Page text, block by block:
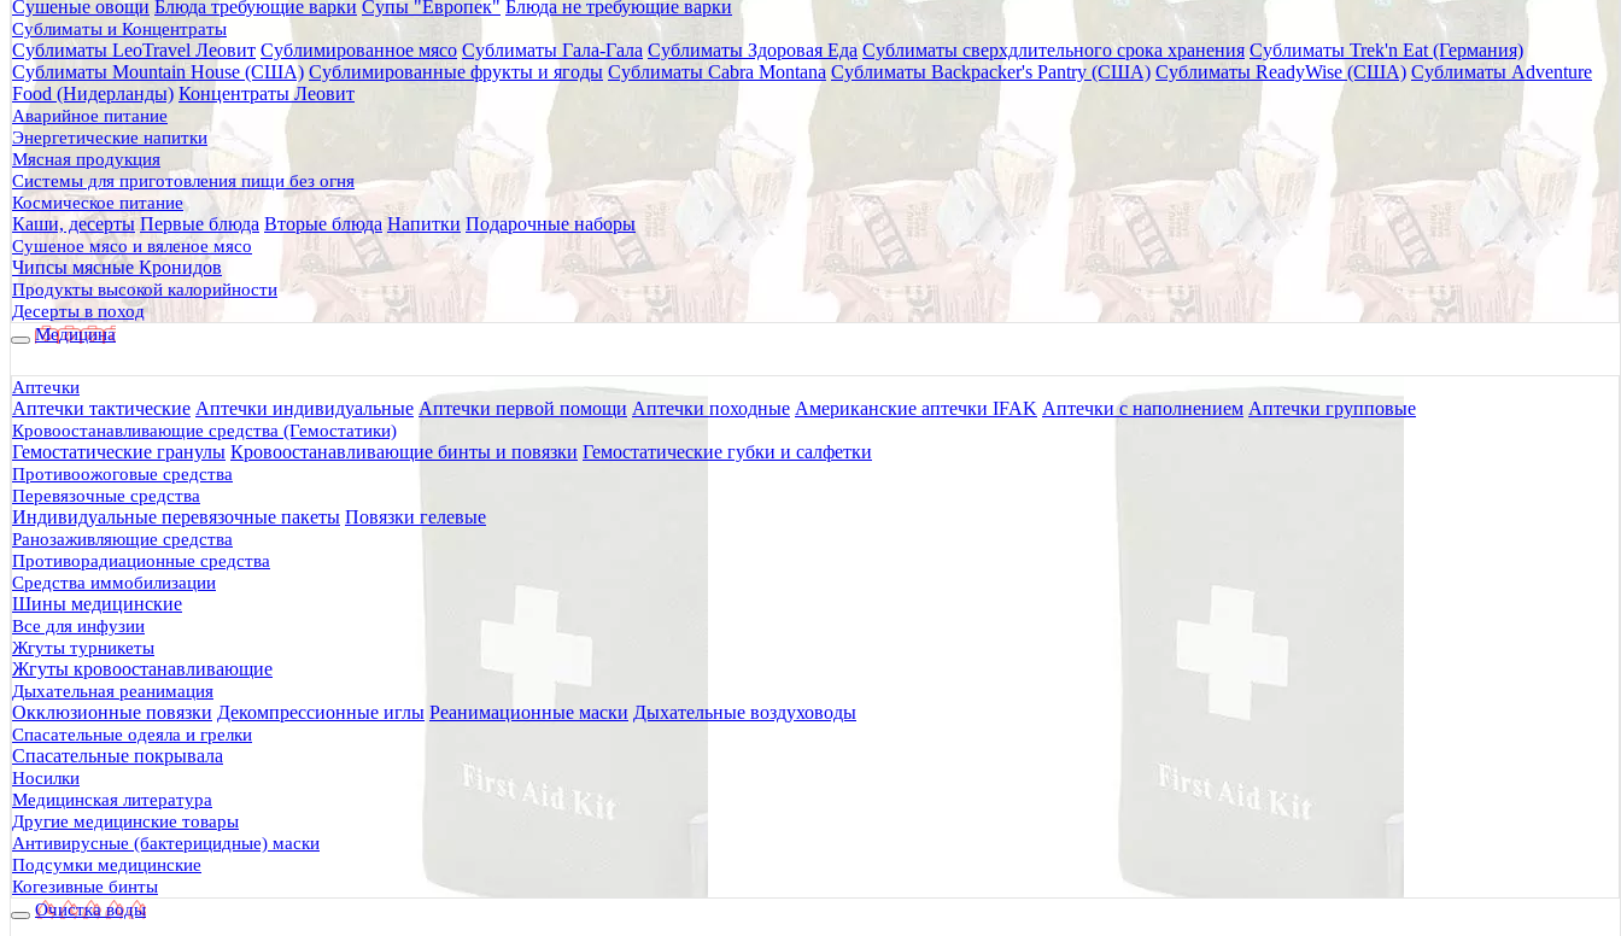
Сушеные овощи Блюда требующие варки Супы "Европек" Блюда не требующие варки
Сублиматы и Концентраты
Сублиматы LeoTravel Леовит Сублимированное мясо Сублиматы Гала-Гала Сублиматы Здоровая Еда Сублиматы сверхдлительного срока хранения Сублиматы Trek'n Eat (Германия)
Сублиматы Mountain House (США) Сублимированные фрукты и ягоды Сублиматы Cabra Montana Сублиматы Backpacker's Pantry (США) Сублиматы ReadyWise (США) Сублиматы Adventure
Food (Нидерланды) Концентраты Леовит
Аварийное питание
Энергетические напитки
Мясная продукция
Системы для приготовления пищи без огня
Космическое питание
Каши, десерты Первые блюда Вторые блюда Напитки Подарочные наборы
Сушеное мясо и вяленое мясо
Чипсы мясные Кронидов
Продукты высокой калорийности
Десерты в поход
Медицина
Аптечки
Аптечки тактические Аптечки индивидуальные Аптечки первой помощи Аптечки походные Американские аптечки IFAK Аптечки с наполнением Аптечки групповые
Кровоостанавливающие средства (Гемостатики)
Гемостатические гранулы Кровоостанавливающие бинты и повязки Гемостатические губки и салфетки
Противоожоговые средства
Перевязочные средства
Индивидуальные перевязочные пакеты Повязки гелевые
Ранозаживляющие средства
Противорадиационные средства
Средства иммобилизации
Шины медицинские
Все для инфузии
Жгуты турникеты
Жгуты кровоостанавливающие
Дыхательная реанимация
Окклюзионные повязки Декомпрессионные иглы Реанимационные маски Дыхательные воздуховоды
Спасательные одеяла и грелки
Спасательные покрывала
Носилки
Медицинская литература
Другие медицинские товары
Антивирусные (бактерицидные) маски
Подсумки медицинские
Когезивные бинты
Очистка воды
Главная
Каталог товаров
Питание
Готовые блюда
Вторые блюда
Каша гречневая с говядиной, 325 гр. Деревня Потанино
Каша гречневая с говядиной, 325 гр. Деревня Потанино